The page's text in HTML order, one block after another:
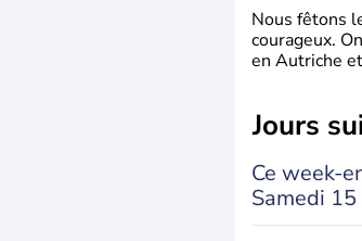
Nous fêtons
courageux.
en Autriche
jours
Ce week-
Samedi 15